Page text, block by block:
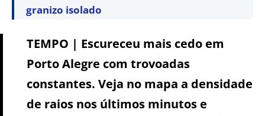
granizo isolado
TEMPO | Escureceu mais cedo em
Porto Alegre com trovoadas
constantes. Veja no mapa a densidade
de raios nos últimos minutos e